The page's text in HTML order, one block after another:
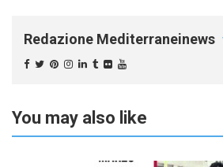
Redazione Mediterraneinews
You may also like